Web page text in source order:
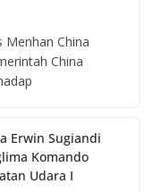
Menhan China
China
Erwin Sugiandi
Komando
Udara I